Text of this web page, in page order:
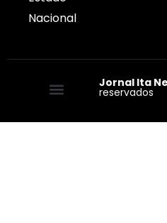
Nacional
Jornal Ita
reservados